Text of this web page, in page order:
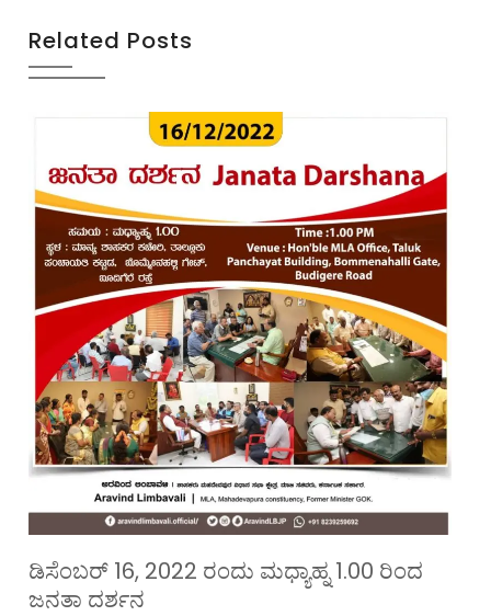
Related Posts
ಡಿಸೆಂಬರ್ 16, 2022 ರಂದು ಮಧ್ಯಾಹ್ನ 1.00 ರಿಂದ
ಜನತಾ ದರ್ಶನ